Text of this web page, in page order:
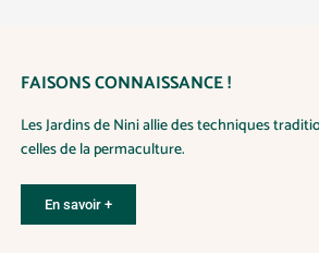
e
FAISONS CONNAISSANCE !
Les Jardins de Nini allie des techniques
celles de la permaculture.
En savoir +